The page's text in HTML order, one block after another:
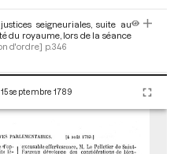
seigneuriales, suite au
du royaume, lors de la séance
d'ordre] p.346
des fonds ecclésiastiques,
sûreté du royaume, lors de la
motion d'ordre] p.346
droit de chasse, suite au projet
septembre 1789